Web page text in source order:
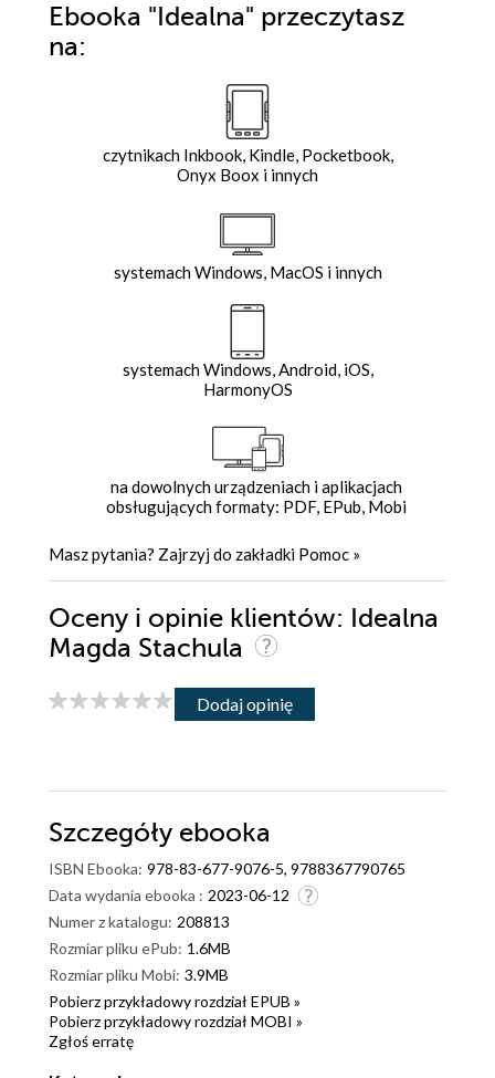
Ebooka "Idealna" przeczytasz
na:
czytnikach Inkbook, Kindle, Pocketbook,
Onyx Boox i innych
systemach Windows, MacOS i innych
systemach Windows, Android, iOS,
HarmonyOS
na dowolnych urządzeniach i aplikacjach
obsługujących formaty: PDF, EPub, Mobi
Masz pytania? Zajrzyj do zakładki Pomoc »
Oceny i opinie klientów: Idealna
Magda Stachula
Dodaj opinię
Szczegóły ebooka
ISBN Ebooka: 978-83-677-9076-5, 9788367790765
Data wydania ebooka : 2023-06-12
Numer z katalogu: 208813
Rozmiar pliku ePub: 1.6MB
Rozmiar pliku Mobi: 3.9MB
Pobierz przykładowy rozdział EPUB »
Pobierz przykładowy rozdział MOBI »
Zgłoś erratę